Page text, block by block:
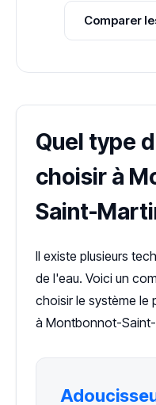
Comparer
Quel type
choisir à
Saint-
Il existe plusieurs
de l'eau. Voici un
choisir le système le
à Montbonnot-